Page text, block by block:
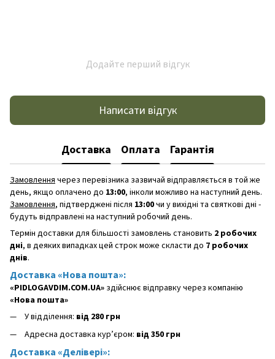
Додайте перший відгук
Написати відгук
Доставка Оплата Гарантія
Замовленнячерез перевізника зазвичай відправляється в той же
день, якщо оплачено до 13:00, інколи можливо на наступний день.
Замовлення, підтверджені після 13:00чи у вихідні та святкові дні -
будуть відправлені на наступний робочий день.
Термін доставки для більшості замовлень становить 2 робочих
дні, в деяких випадках цей строк може скласти до 7 робочих
днів.
Доставка «Нова пошта»:
«PIDLOGAVDIM.COM.UA» здійснює відправку через компанію
«Нова пошта»
У відділення: від 280 грн
Адресна доставка кур’єром: від 350 грн
Доставка «Делівері»: